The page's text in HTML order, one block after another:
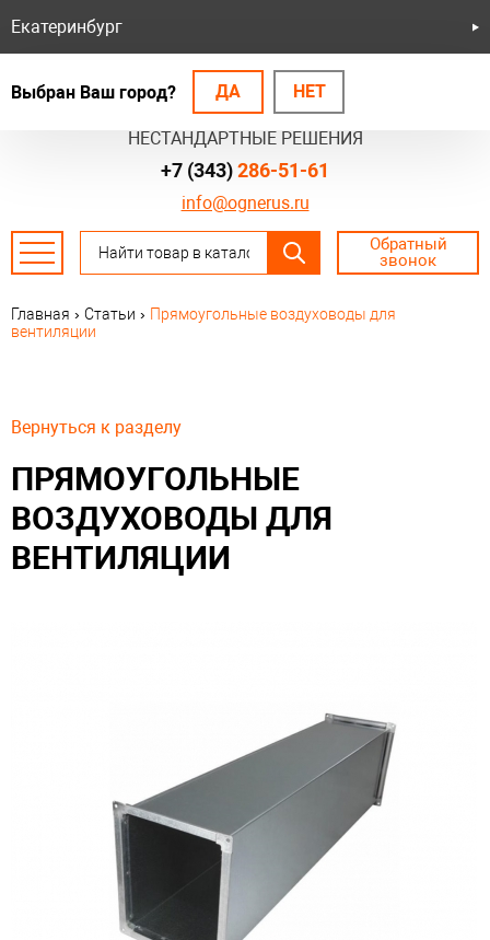
БЕЗОПАСНЫЕ СИСТЕМЫ
НЕСТАНДАРТНЫЕ РЕШЕНИЯ
Екатеринбург
Выбран Ваш город? ДА НЕТ
info@ognerus.ru
+7 (343)286-51-61
Обратный
звонок
Главная › Статьи › Прямоугольные воздуховоды для
вентиляции
Вернуться к разделу
ПРЯМОУГОЛЬНЫЕ
ВОЗДУХОВОДЫ ДЛЯ
ВЕНТИЛЯЦИИ